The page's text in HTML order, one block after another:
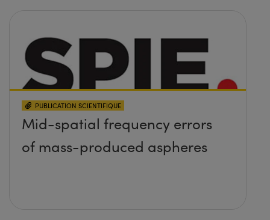
PUBLICATION SCIENTIFIQUE
Mid-spatial frequency errors
of mass-produced aspheres